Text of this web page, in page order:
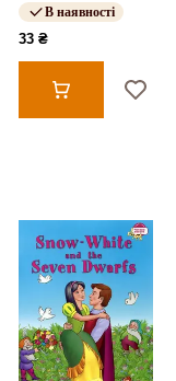
В наявності
33 ₴